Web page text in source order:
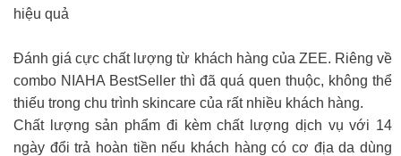
hiệu quả
Đánh giá cực chất lượng từ khách hàng của ZEE. Riêng về
combo NIAHA BestSeller thì đã quá quen thuộc, không thể
thiếu trong chu trình skincare của rất nhiều khách hàng.
Chất lượng sản phẩm đi kèm chất lượng dịch vụ với 14
ngày đổi trả hoàn tiền nếu khách hàng có cơ địa da dùng